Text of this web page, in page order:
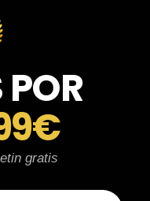
súper rápida, embalaje
contentísima. Sin duda
algún problema con el
POR
gratis